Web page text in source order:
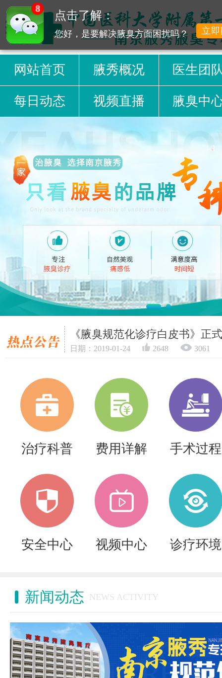
网站首页 腋秀概况 医生团
每日动态 视频直播 腋臭中
《腋臭规范化诊疗白皮书》正
日期：2019-01-24 2648 3061
治疗科普 费用详解 手术过程
安全中心 视频中心 诊疗环境
新闻动态 NEWS ACTIVITY
8
点击了解：
您好，是要解决腋臭方面困扰吗？ 立